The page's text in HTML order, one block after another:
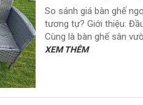
So sánh giá bàn ghế
tương tự? Giới thiệu:
Cùng là bàn ghế sân
XEM THÊM